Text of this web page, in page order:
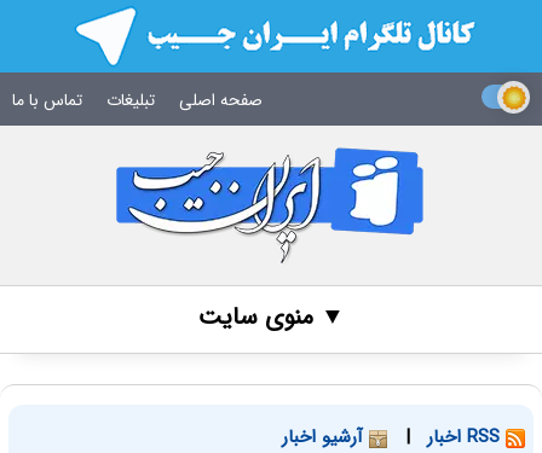
صفحه اصلی تبلیغات تماس با ما
▼ منوی سایت
| آرشیو اخبار